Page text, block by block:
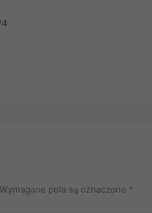
Wymagane pola są oznaczone *